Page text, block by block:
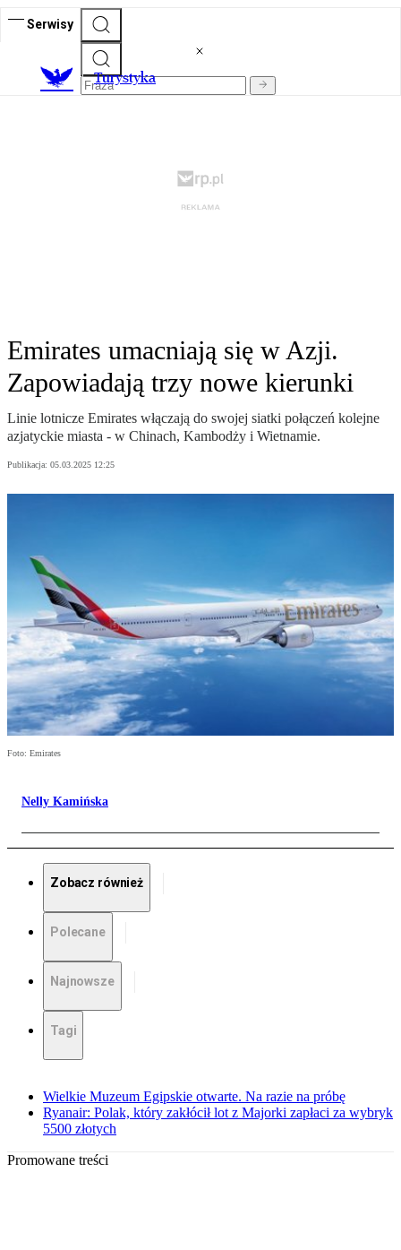
Serwisy
Turystyka
Emirates umacniają się w Azji.
Zapowiadają trzy nowe kierunki
Linie lotnicze Emirates włączają do swojej siatki połączeń kolejne
azjatyckie miasta - w Chinach, Kambodży i Wietnamie.
Publikacja: 05.03.2025 12:25
Foto: Emirates
Nelly Kamińska
Zobacz również
Polecane
Najnowsze
Tagi
Wielkie Muzeum Egipskie otwarte. Na razie na próbę
Ryanair: Polak, który zakłócił lot z Majorki zapłaci za wybryk
5500 złotych
Promowane treści